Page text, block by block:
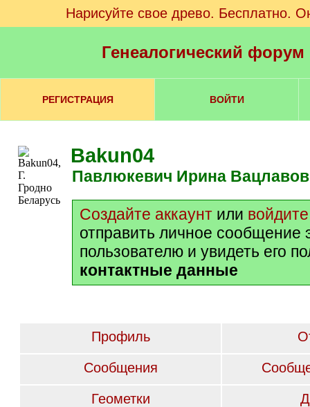
Нарисуйте свое древо. Бесплатно.
Генеалогический
РЕГИСТРАЦИЯ ВОЙТИ
Bakun04
Павлюкевич Ирина
Создайте аккаунт или войдите
отправить личное сообщение
пользователю и увидеть его
контактные данные
Профиль
Сообщения
Геометки